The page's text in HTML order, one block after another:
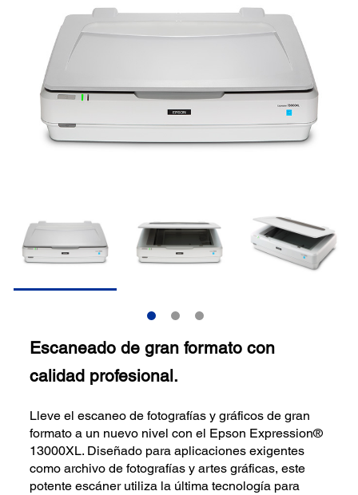
Escaneado de gran formato con
calidad profesional.
Lleve el escaneo de fotografías y gráficos de gran
formato a un nuevo nivel con el Epson Expression®
13000XL. Diseñado para aplicaciones exigentes
como archivo de fotografías y artes gráficas, este
potente escáner utiliza la última tecnología para